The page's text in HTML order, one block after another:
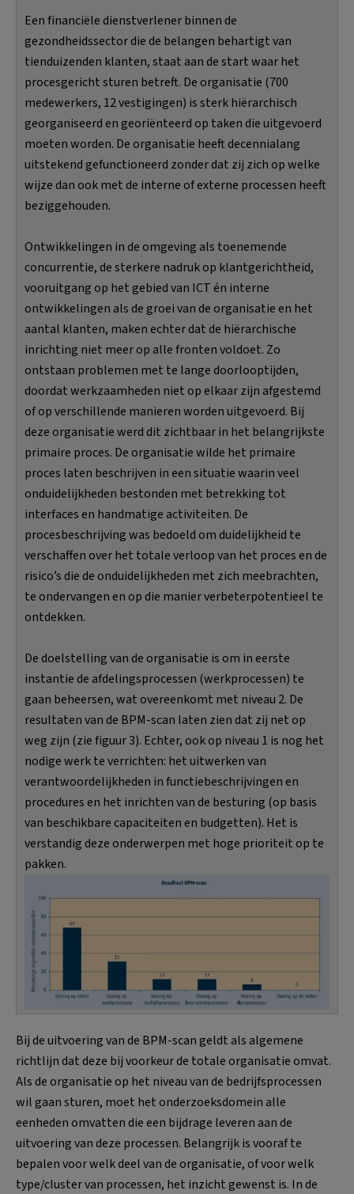
Een financiële dienstverlener binnen de
gezondheidssector die de belangen behartigt van
tienduizenden klanten, staat aan de start waar het
procesgericht sturen betreft. De organisatie (700
medewerkers, 12 vestigingen) is sterk hiërarchisch
georganiseerd en georiënteerd op taken die uitgevoerd
moeten worden. De organisatie heeft decennialang
uitstekend gefunctioneerd zonder dat zij zich op welke
wijze dan ook met de interne of externe processen heeft
beziggehouden.
Ontwikkelingen in de omgeving als toenemende
concurrentie, de sterkere nadruk op klantgerichtheid,
vooruitgang op het gebied van ICT én interne
ontwikkelingen als de groei van de organisatie en het
aantal klanten, maken echter dat de hiërarchische
inrichting niet meer op alle fronten voldoet. Zo
ontstaan problemen met te lange doorlooptijden,
doordat werkzaamheden niet op elkaar zijn afgestemd
of op verschillende manieren worden uitgevoerd. Bij
deze organisatie werd dit zichtbaar in het belangrijkste
primaire proces. De organisatie wilde het primaire
proces laten beschrijven in een situatie waarin veel
onduidelijkheden bestonden met betrekking tot
interfaces en handmatige activiteiten. De
procesbeschrijving was bedoeld om duidelijkheid te
verschaffen over het totale verloop van het proces en de
risico’s die de onduidelijkheden met zich meebrachten,
te ondervangen en op die manier verbeterpotentieel te
ontdekken.
De doelstelling van de organisatie is om in eerste
instantie de afdelingsprocessen (werkprocessen) te
gaan beheersen, wat overeenkomt met niveau 2. De
resultaten van de BPM-scan laten zien dat zij net op
weg zijn (zie figuur 3). Echter, ook op niveau 1 is nog het
nodige werk te verrichten: het uitwerken van
verantwoordelijkheden in functiebeschrijvingen en
procedures en het inrichten van de besturing (op basis
van beschikbare capaciteiten en budgetten). Het is
verstandig deze onderwerpen met hoge prioriteit op te
pakken.
Bij de uitvoering van de BPM-scan geldt als algemene
richtlijn dat deze bij voorkeur de totale organisatie omvat.
Als de organisatie op het niveau van de bedrijfsprocessen
wil gaan sturen, moet het onderzoeksdomein alle
eenheden omvatten die een bijdrage leveren aan de
uitvoering van deze processen. Belangrijk is vooraf te
bepalen voor welk deel van de organisatie, of voor welk
type/cluster van processen, het inzicht gewenst is. In de